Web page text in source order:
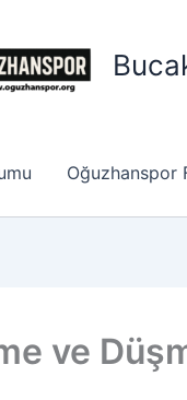
Oğuzhanspor
ve